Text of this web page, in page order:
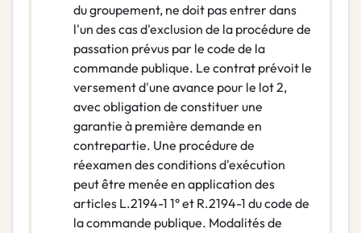
du groupement, ne doit pas entrer dans
l'un des cas d'exclusion de la procédure de
passation prévus par le code de la
commande publique. Le contrat prévoit le
versement d'une avance pour le lot 2,
avec obligation de constituer une
garantie à première demande en
contrepartie. Une procédure de
réexamen des conditions d'exécution
peut être menée en application des
articles L.2194-1 1° et R.2194-1 du code de
la commande publique. Modalités de